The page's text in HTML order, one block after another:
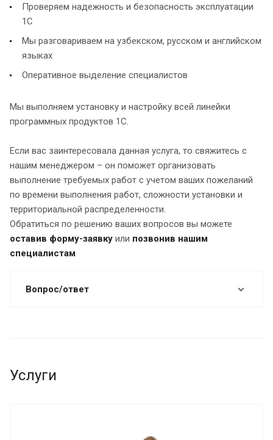
Проверяем надежность и безопасность эксплуатации
1С
Мы разговариваем на узбекском, русском и английском
языках
Оперативное выделение специалистов
Мы выполняем установку и настройку всей линейки
программных продуктов 1С.
Если вас заинтересовала данная услуга, то свяжитесь с
нашим менеджером – он поможет организовать
выполнение требуемых работ с учетом ваших пожеланий
по времени выполнения работ, сложности установки и
территориальной распределенности.
Обратиться по решению ваших вопросов вы можете
оставив форму-заявку или позвонив нашим
специалистам
Вопрос/ответ
Услуги